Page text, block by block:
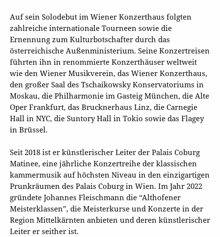
Auf sein Solodebut im Wiener Konzerthaus folgten
zahlreiche internationale Tourneen sowie die
Ernennung zum Kulturbotschafter durch das
österreichische Außenministerium. Seine Konzertreisen
führten ihn in renommierte Konzerthäuser weltweit
wie den Wiener Musikverein, das Wiener Konzerthaus,
den großer Saal des Tschaikowsky Konservatoriums in
Moskau, die Philharmonie im Gasteig München, die Alte
Oper Frankfurt, das Brucknerhaus Linz, die Carnegie
Hall in NYC, die Suntory Hall in Tokio sowie das Flagey
in Brüssel.
Seit 2018 ist er künstlerischer Leiter der Palais Coburg
Matinee, eine jährliche Konzertreihe der klassischen
kammermusik auf höchsten Niveau in den einzigartigen
Prunkräumen des Palais Coburg in Wien. Im Jahr 2022
gründete Johannes Fleischmann die “Althofener
Meisterklassen”, die Meisterkurse und Konzerte in der
Region Mittelkärnten anbieten und deren künstlerischer
Leiter er seither ist.